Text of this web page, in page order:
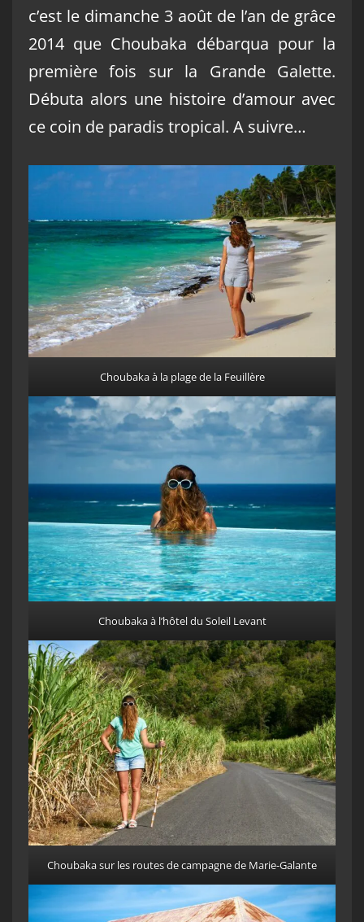
c’est le dimanche 3 août de l’an de grâce
2014 que Choubaka débarqua pour la
première fois sur la Grande Galette.
Débuta alors une histoire d’amour avec
ce coin de paradis tropical. A suivre…
Choubaka à la plage de la Feuillère
Choubaka à l’hôtel du Soleil Levant
Choubaka sur les routes de campagne de Marie-Galante